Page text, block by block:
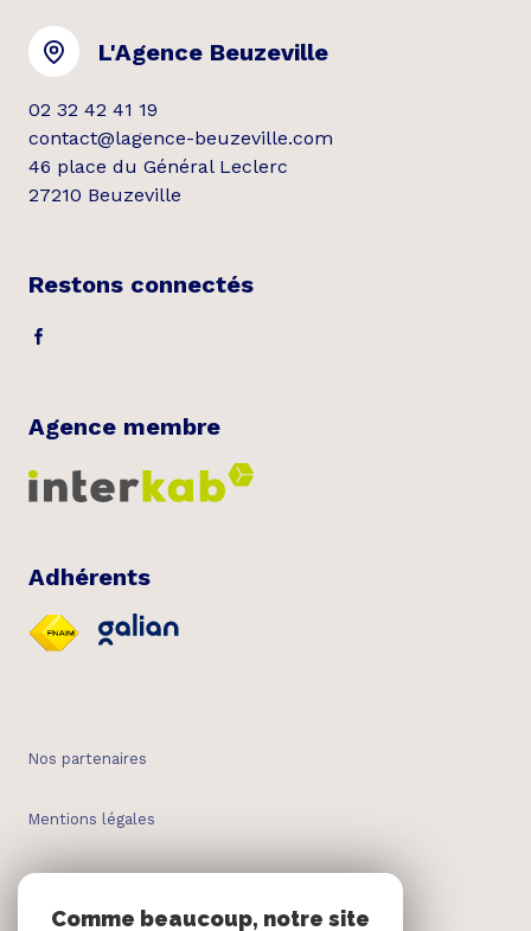
L'Agence Beuzeville
02 32 42 41 19
contact@lagence-beuzeville.com
46 place du Général Leclerc
27210 Beuzeville
Restons connectés
Agence membre
Adhérents
Nos partenaires
Mentions légales
Admin
Comme beaucoup, notre site